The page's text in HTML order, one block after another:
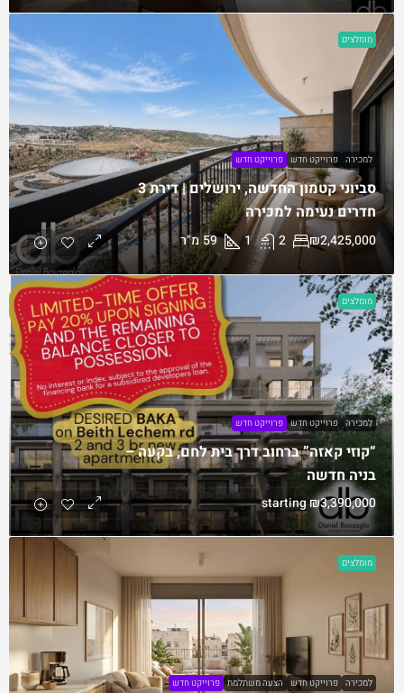
למכירה פרוייקט חדש פרוייקט חדש
סביוני קטמון החדשה, ירושלים | דירת 3
חדרים נעימה למכירה
₪2,425,000
2
1
59מ"ר
מומלצים
למכירה פרוייקט חדש פרוייקט חדש
“קוזי קאזה” ברחוב דרך בית לחם, בקעה –
בניה חדשה
starting₪3,390,000
מומלצים
למכירה פרוייקט חדש הצעה משתלמת פרוייקט חדש
מומלצים